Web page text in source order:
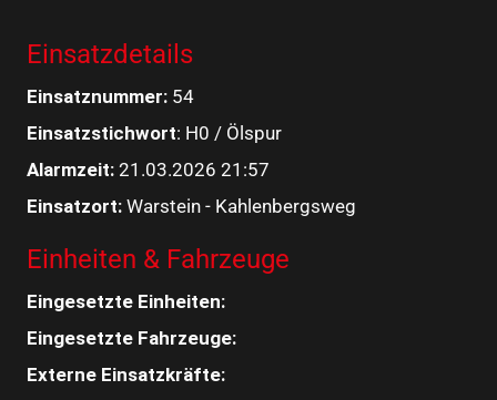
Einsatzdetails
Einsatznummer: 54
Einsatzstichwort: H0 / Ölspur
Alarmzeit: 21.03.2026 21:57
Einsatzort: Warstein - Kahlenbergsweg
Einheiten & Fahrzeuge
Eingesetzte Einheiten:
Eingesetzte Fahrzeuge:
Externe Einsatzkräfte: